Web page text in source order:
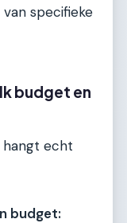
specifieke
budget en
hangt echt
budget: